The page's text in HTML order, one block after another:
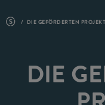
DIE GEFÖRDERTEN
DIE